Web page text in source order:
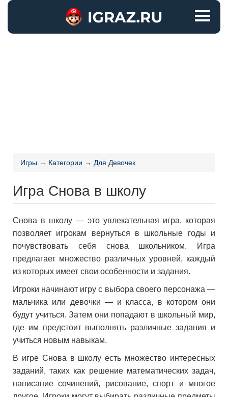
Игры → Категории → Для Девочек
Игра Снова в школу
Снова в школу — это увлекательная игра, которая
позволяет игрокам вернуться в школьные годы и
почувствовать себя снова школьником. Игра
предлагает множество различных уровней, каждый
из которых имеет свои особенности и задания.
Игроки начинают игру с выбора своего персонажа —
мальчика или девочки — и класса, в котором они
будут учиться. Затем они попадают в школьный мир,
где им предстоит выполнять различные задания и
учиться новым навыкам.
В игре Снова в школу есть множество интересных
заданий, таких как решение математических задач,
написание сочинений, рисование, спорт и многое